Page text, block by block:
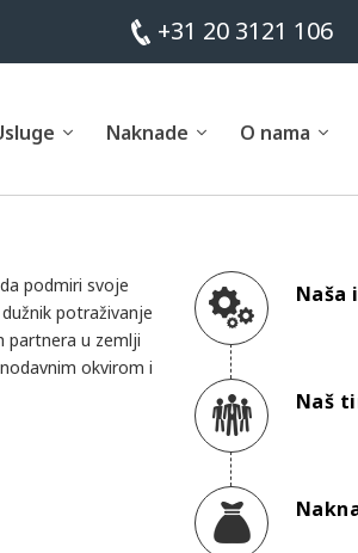
+31 20 3121 106
Naknade O nama
podmiri svoje
potraživanje
partnera u zemlji
okvirom i
Naša
Naš